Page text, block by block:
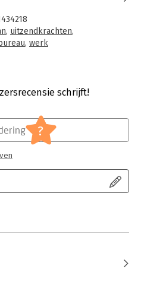
langs alle kanten
allen meer en langer zullen
verrassende getuigenissen
Aan het werk een indringend
de arbeidsmarkt en een job.
, uitzendkrachten,
, werk
schrijft!
?